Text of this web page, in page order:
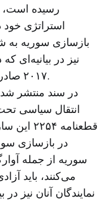
رسیده است،
استراتژی
بازسازی سوریه به
۲۰۱۷ صادر کردند، این موضوع را تأیید کردند.
در سند منتشر
انتقال سیاسی
در بازسازی
سوریه از جمله
می‌کنند، باید
نمایندگان آنان نیز